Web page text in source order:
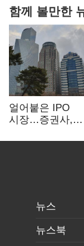
함께 볼만한
얼어붙은 IPO
시장…증권사,
전쟁' 기대
뉴스
뉴스북